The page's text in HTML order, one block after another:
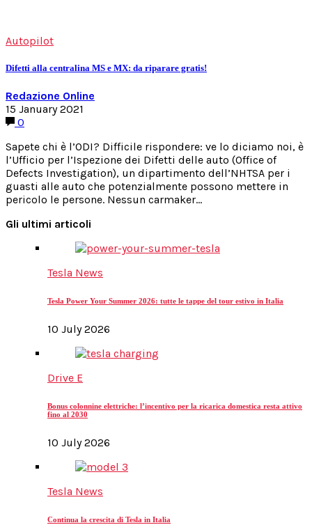
Autopilot
Difetti alla centralina MS e MX: da riparare gratis!
Redazione Online
15 January 2021
0
Sapete chi è l’ODI? Difficile rispondere: ve lo diciamo noi, è
l’Ufficio per l’Ispezione dei Difetti delle auto (Office of
Defects Investigation), un dipartimento dell’NHTSA per i
guasti alle auto che potenzialmente possono mettere in
pericolo le persone. Nessun carmaker…
Gli ultimi articoli
Tesla News
Tesla Power Your Summer 2026: tutte le tappe del tour estivo in Italia
10 July 2026
Drive E
Bonus colonnine elettriche: l’incentivo per la ricarica domestica resta attivo
fino al 2030
10 July 2026
Tesla News
Continua la crescita di Tesla in Italia